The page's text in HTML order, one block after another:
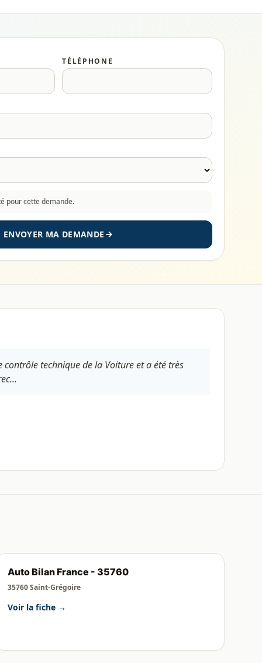
TÉLÉPHONE
pour cette demande.
ENVOYER MA DEMANDE
contrôle technique de la Voiture et a été très
Auto Bilan France - 35760
35760 Saint-Grégoire
Voir la fiche →